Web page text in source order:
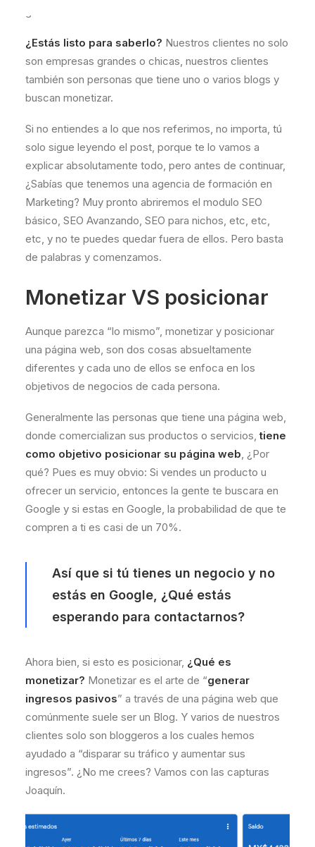
¿Estás listo para saberlo? Nuestros clientes no solo
son empresas grandes o chicas, nuestros clientes
también son personas que tiene uno o varios blogs y
buscan monetizar.
Si no entiendes a lo que nos referimos, no importa, tú
solo sigue leyendo el post, porque te lo vamos a
explicar absolutamente todo, pero antes de continuar,
¿Sabías que tenemos una agencia de formación en
Marketing? Muy pronto abriremos el modulo SEO
básico, SEO Avanzando, SEO para nichos, etc, etc,
etc, y no te puedes quedar fuera de ellos. Pero basta
de palabras y comenzamos.
Monetizar VS posicionar
Aunque parezca “lo mismo”, monetizar y posicionar
una página web, son dos cosas absueltamente
diferentes y cada uno de ellos se enfoca en los
objetivos de negocios de cada persona.
Generalmente las personas que tiene una página web,
donde comercializan sus productos o servicios,tiene
como objetivo posicionar su página web, ¿Por
qué? Pues es muy obvio: Si vendes un producto u
ofrecer un servicio, entonces la gente te buscara en
Google y si estas en Google, la probabilidad de que te
compren a ti es casi de un 70%.
Así que si tú tienes un negocio y no
estás en Google, ¿Qué estás
esperando para contactarnos?
Ahora bien, si esto es posicionar, ¿Qué es
monetizar? Monetizar es el arte de “generar
ingresos pasivos” a través de una página web que
comúnmente suele ser un Blog. Y varios de nuestros
clientes solo son bloggeros a los cuales hemos
ayudado a “disparar su tráfico y aumentar sus
ingresos”. ¿No me crees? Vamos con las capturas
Joaquín.